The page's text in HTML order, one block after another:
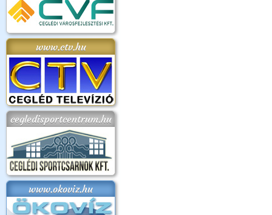
www.ctv.hu
cegledisportcentrum.hu
www.okoviz.hu